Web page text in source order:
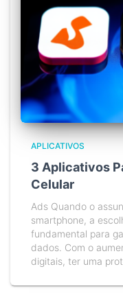
APLICATIVOS
3 Aplicativos
Celular
Ads Quando o
smartphone, a
fundamental para
dados. Com o
digitais, ter uma